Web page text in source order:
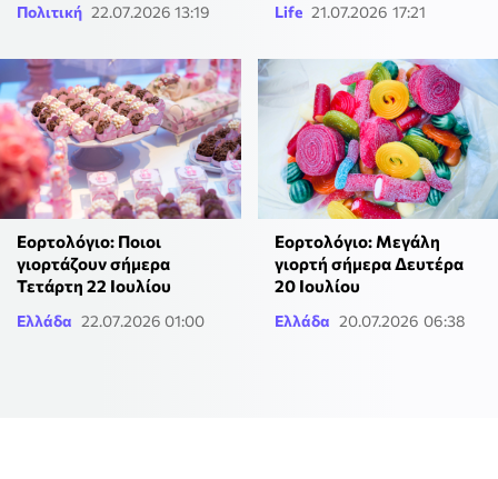
Πολιτική 22.07.2026 13:19 Life 21.07.2026 17:21
Εορτολόγιο: Ποιοι
γιορτάζουν σήμερα
Τετάρτη 22 Ιουλίου
Ελλάδα 22.07.2026 01:00
Εορτολόγιο: Μεγάλη
γιορτή σήμερα Δευτέρα
20 Ιουλίου
Ελλάδα 20.07.2026 06:38